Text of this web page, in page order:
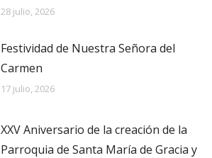
28 julio, 2026
Festividad de Nuestra Señora del
Carmen
17 julio, 2026
XXV Aniversario de la creación de la
Parroquia de Santa María de Gracia y